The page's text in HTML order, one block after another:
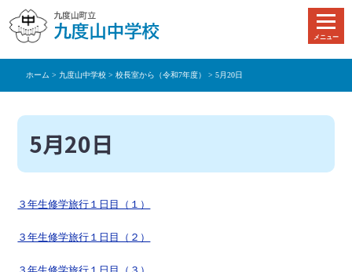
文
移
メニュー
ホーム > 九度山中学校 >校長室から（令和7年度） > 5月20日
5月20日
３年生修学旅行１日目（１）
３年生修学旅行１日目（２）